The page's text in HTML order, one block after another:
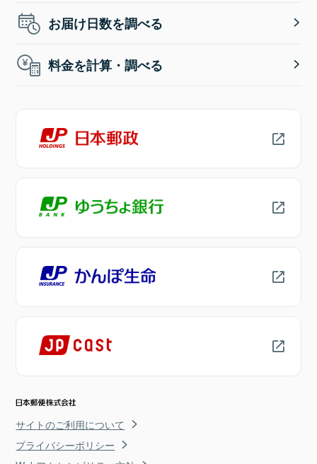
お届け日数を調べる
料金を計算・調べる
サイトのご利用について
プライバシーポリシー